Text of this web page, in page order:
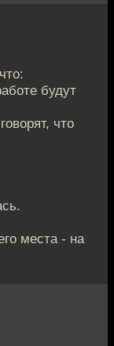
будут
что
места - на